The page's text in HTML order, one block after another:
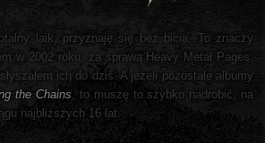
laik, przyznaję się bez bicia. To znaczy
w 2002 roku, za sprawą Heavy Metal Pages.
ich do dziś. A jeżeli pozostałe albumy
the Chains, to muszę to szybko nadrobić, na
najbliższych 16 lat.